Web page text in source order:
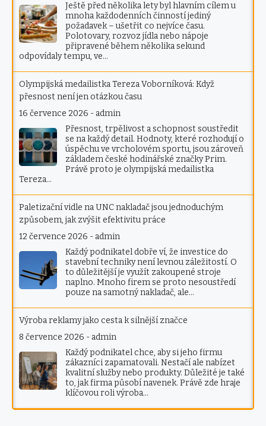
Ještě před několika lety byl hlavním cílem u
mnoha každodenních činností jediný
požadavek – ušetřit co nejvíce času.
Polotovary, rozvoz jídla nebo nápoje
připravené během několika sekund
odpovídaly tempu, ve…
Olympijská medailistka Tereza Voborníková: Když
přesnost není jen otázkou času
16 července 2026 - admin
Přesnost, trpělivost a schopnost soustředit
se na každý detail. Hodnoty, které rozhodují o
úspěchu ve vrcholovém sportu, jsou zároveň
základem české hodinářské značky Prim.
Právě proto je olympijská medailistka
Tereza…
Paletizační vidle na UNC nakladač jsou jednoduchým
způsobem, jak zvýšit efektivitu práce
12 července 2026 - admin
Každý podnikatel dobře ví, že investice do
stavební techniky není levnou záležitostí. O
to důležitější je využít zakoupené stroje
naplno. Mnoho firem se proto nesoustředí
pouze na samotný nakladač, ale…
Výroba reklamy jako cesta k silnější značce
8 července 2026 - admin
Každý podnikatel chce, aby si jeho firmu
zákazníci zapamatovali. Nestačí ale nabízet
kvalitní služby nebo produkty. Důležité je také
to, jak firma působí navenek. Právě zde hraje
klíčovou roli výroba…